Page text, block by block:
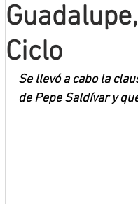
Ciclo
Se llevó a cabo la
de Pepe Saldívar y